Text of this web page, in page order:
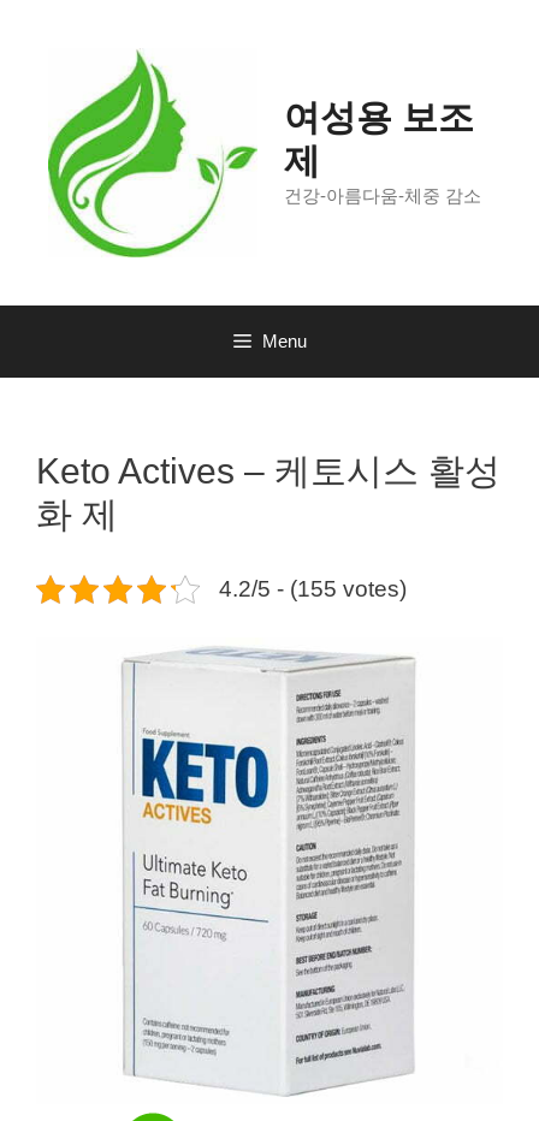
여성용 보조
제
건강-아름다움-체중 감소
Menu
Keto Actives – 케토시스 활성
화 제
4.2/5 - (155 votes)